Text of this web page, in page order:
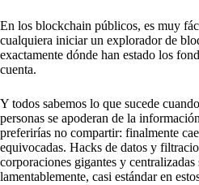
En los blockchain públicos, es muy
cualquiera iniciar un explorador de
exactamente dónde han estado los
cuenta.
Y todos sabemos lo que sucede
personas se apoderan de la
preferirías no compartir: finalmente
equivocadas. Hacks de datos y
corporaciones gigantes y centralizadas
lamentablemente, casi estándar en